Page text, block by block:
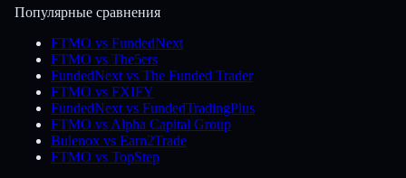
Популярные сравнения
FTMO vs FundedNext
FTMO vs The5ers
FundedNext vs The Funded Trader
FTMO vs FXIFY
FundedNext vs FundedTradingPlus
FTMO vs Alpha Capital Group
Bulenox vs Earn2Trade
FTMO vs TopStep